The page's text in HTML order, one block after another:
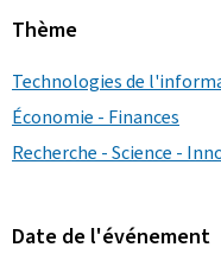
Thème
Technologies de
Économie - Finances
Recherche - Science -
Date de l'événement